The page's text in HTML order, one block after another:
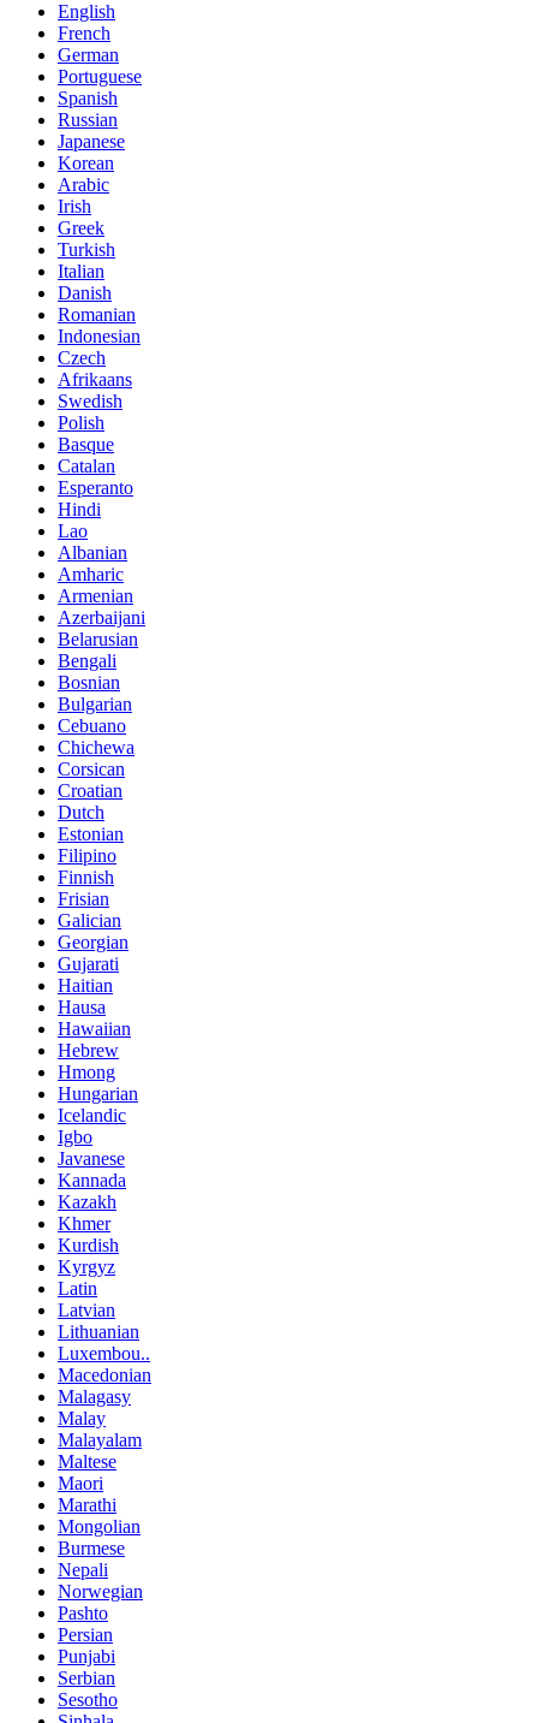
English
French
German
Portuguese
Spanish
Russian
Japanese
Korean
Arabic
Irish
Greek
Turkish
Italian
Danish
Romanian
Indonesian
Czech
Afrikaans
Swedish
Polish
Basque
Catalan
Esperanto
Hindi
Lao
Albanian
Amharic
Armenian
Azerbaijani
Belarusian
Bengali
Bosnian
Bulgarian
Cebuano
Chichewa
Corsican
Croatian
Dutch
Estonian
Filipino
Finnish
Frisian
Galician
Georgian
Gujarati
Haitian
Hausa
Hawaiian
Hebrew
Hmong
Hungarian
Icelandic
Igbo
Javanese
Kannada
Kazakh
Khmer
Kurdish
Kyrgyz
Latin
Latvian
Lithuanian
Luxembou..
Macedonian
Malagasy
Malay
Malayalam
Maltese
Maori
Marathi
Mongolian
Burmese
Nepali
Norwegian
Pashto
Persian
Punjabi
Serbian
Sesotho